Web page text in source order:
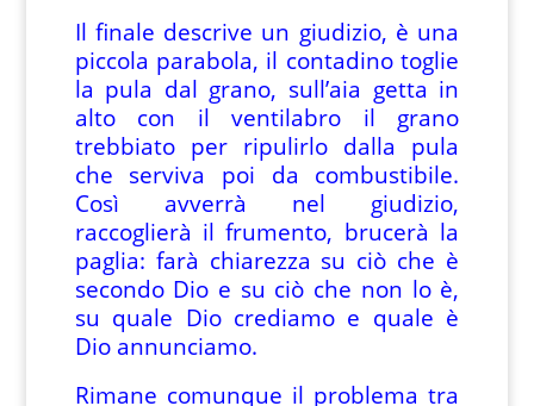
Il finale descrive un giudizio, è una
piccola parabola, il contadino toglie
la pula dal grano, sull’aia getta in
alto con il ventilabro il grano
trebbiato per ripulirlo dalla pula
che serviva poi da combustibile.
Così avverrà nel giudizio,
raccoglierà il frumento, brucerà la
paglia: farà chiarezza su ciò che è
secondo Dio e su ciò che non lo è,
su quale Dio crediamo e quale è
Dio annunciamo.
Rimane comunque il problema tra